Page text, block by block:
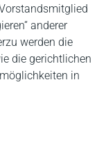
anderer
werden die
die gerichtlichen
in